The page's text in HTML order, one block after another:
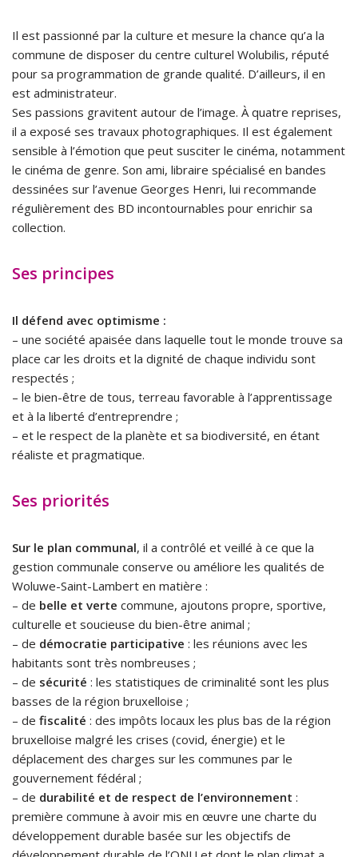
Il est passionné par la culture et mesure la chance qu’a la
commune de disposer du centre culturel Wolubilis, réputé
pour sa programmation de grande qualité. D’ailleurs, il en
est administrateur.
Ses passions gravitent autour de l’image. À quatre reprises,
il a exposé ses travaux photographiques. Il est également
sensible à l’émotion que peut susciter le cinéma, notamment
le cinéma de genre. Son ami, libraire spécialisé en bandes
dessinées sur l’avenue Georges Henri, lui recommande
régulièrement des BD incontournables pour enrichir sa
collection.
Ses principes
Il défend avec optimisme :
– une société apaisée dans laquelle tout le monde trouve sa
place car les droits et la dignité de chaque individu sont
respectés ;
– le bien-être de tous, terreau favorable à l’apprentissage
et à la liberté d’entreprendre ;
– et le respect de la planète et sa biodiversité, en étant
réaliste et pragmatique.
Ses priorités
Sur le plan communal, il a contrôlé et veillé à ce que la
gestion communale conserve ou améliore les qualités de
Woluwe-Saint-Lambert en matière :
– de belle et verte commune, ajoutons propre, sportive,
culturelle et soucieuse du bien-être animal ;
– de démocratie participative : les réunions avec les
habitants sont très nombreuses ;
– de sécurité : les statistiques de criminalité sont les plus
basses de la région bruxelloise ;
– de fiscalité : des impôts locaux les plus bas de la région
bruxelloise malgré les crises (covid, énergie) et le
déplacement des charges sur les communes par le
gouvernement fédéral ;
– de durabilité et de respect de l’environnement :
première commune à avoir mis en œuvre une charte du
développement durable basée sur les objectifs de